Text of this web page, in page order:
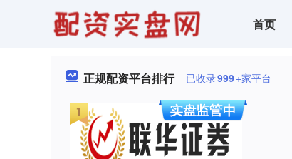
首页
正规配资平台排行 已收录999+家平台